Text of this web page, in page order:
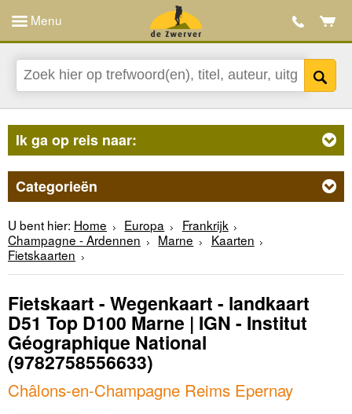
Menu
Ik ga op reis naar:
Categorieën
U bent hier: Home Europa
Frankrijk
Champagne - Ardennen
Marne
Kaarten
Fietskaarten
Fietskaart - Wegenkaart - landkaart
D51 Top D100 Marne | IGN - Institut
Géographique National
(9782758556633)
Châlons-en-Champagne Reims Epernay